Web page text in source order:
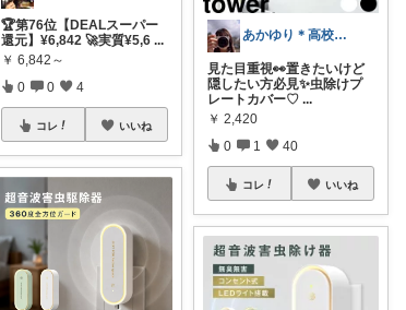
🏆第76位【DEALスーパー
還元】¥6,842 🚀実質¥5,6 ...
￥ 6,842～
0 0 4
コレ いいね
あかゆり＊高校娘と2人＊朝コレ
見た目重視👀置きたいけど
隠したい方必見✨虫除けプ
レートカバー♡ ...
￥ 2,420
0 1 40
コレ いいね